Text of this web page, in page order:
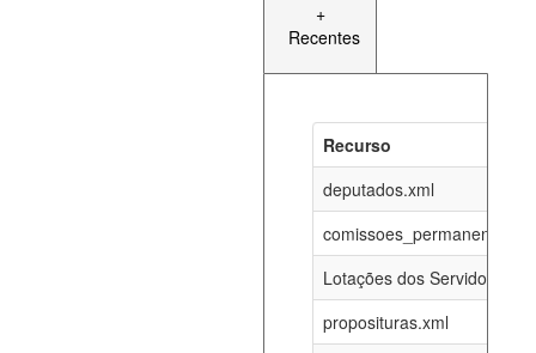
+
Recentes
Recurso
deputados.xml
Lotações dos Servidores
proposituras.xml
documento_andamento_atual.xml
08-08-
funcionarios_lotacoes.xml